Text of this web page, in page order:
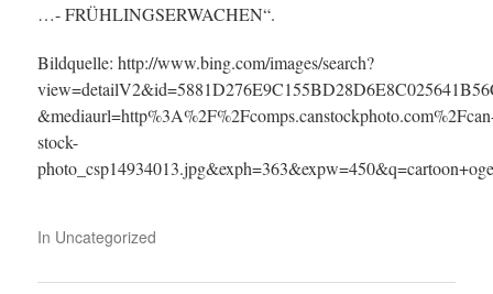
…- FRÜHLINGSERWACHEN“.
Bildquelle: http://www.bing.com/images/search?
stock-
In Uncategorized